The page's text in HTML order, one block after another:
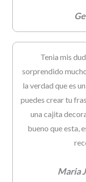
Tenia mis
sorprendido
la verdad que es
puedes crear tu
una cajita
bueno que esta,
Maria